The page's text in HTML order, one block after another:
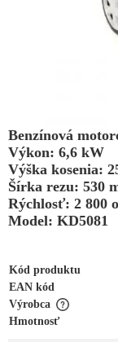
Benzínová
Výkon: 6,6 kW
Výška kosenia:
Šírka rezu: 530
Rýchlosť: 2 800
Model: KD5081
Kód produktu
EAN kód
Výrobca
Hmotnosť